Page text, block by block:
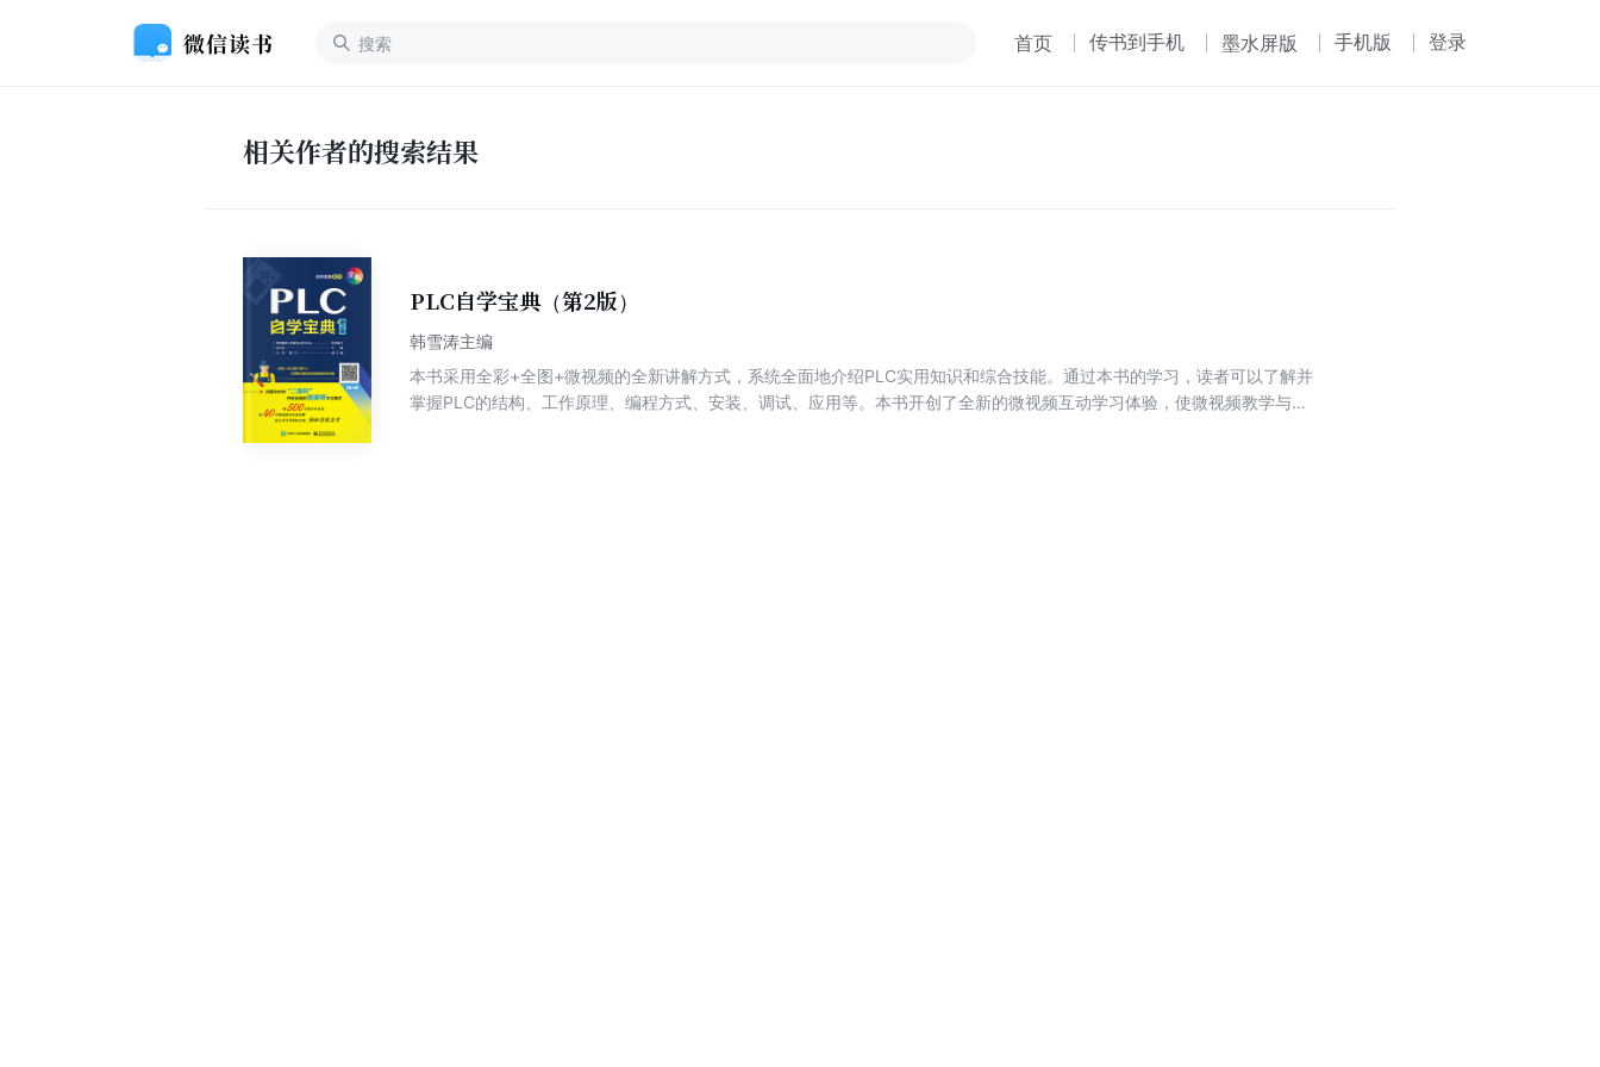
首页 传书到手机 墨水屏版 手机版 登录
相关作者的搜索结果
PLC自学宝典（第2版）
韩雪涛主编
本书采用全彩+全图+微视频的全新讲解方式，系统全面地介绍PLC实用知识和综合技能。通过本书的学习，读者可以了解并
掌握PLC的结构、工作原理、编程方式、安装、调试、应用等。本书开创了全新的微视频互动学习体验，使微视频教学与传